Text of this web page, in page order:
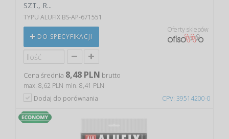
CPV: 39514200-0
SZT., R...
TYPU ALUFIX BS-AP-671551
DO SPECYFIKACJI
Oferty sklepów
Cena średnia 8,48 PLN brutto
max. 8,62 PLN min. 8,41 PLN
Dodaj do porównania